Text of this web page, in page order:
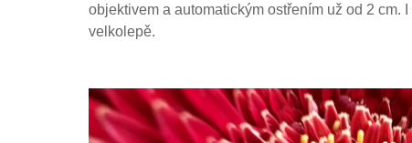
objektivem a automatickým ostřením už od 2 cm.
velkolepě.